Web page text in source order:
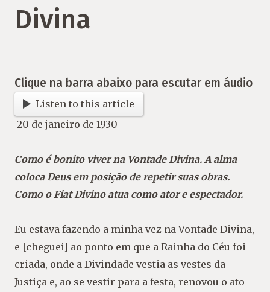
Divina
Clique na barra abaixo para escutar em áudio
Listen to this article
20 de janeiro de 1930
Como é bonito viver na Vontade Divina. A alma
coloca Deus em posição de repetir suas obras.
Como o Fiat Divino atua como ator e espectador.
Eu estava fazendo a minha vez na Vontade Divina,
e [cheguei] ao ponto em que a Rainha do Céu foi
criada, onde a Divindade vestia as vestes da
Justiça e, ao se vestir para a festa, renovou o ato